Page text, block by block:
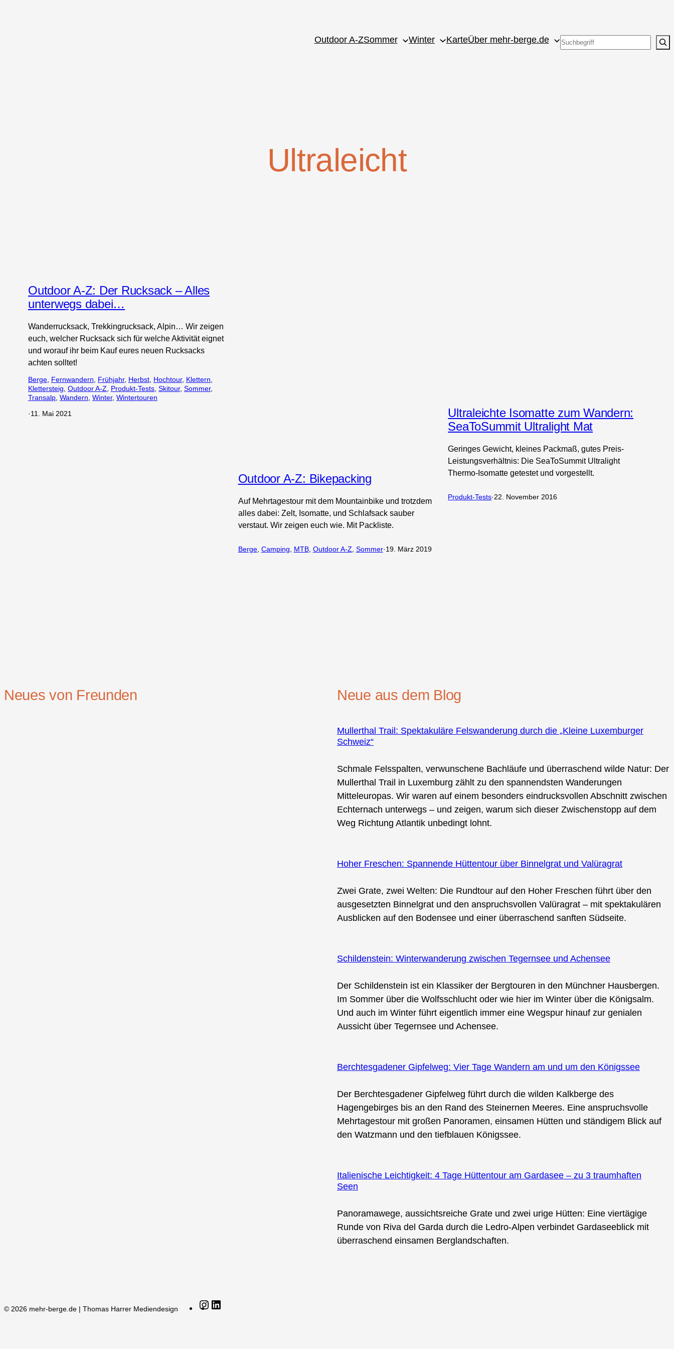
Outdoor A-ZSommer Winter KarteÜber mehr-berge.de Suchen
Ultraleicht
Outdoor A-Z: Der Rucksack – Alles
unterwegs dabei…
Wanderrucksack, Trekkingrucksack, Alpin… Wir zeigen
euch, welcher Rucksack sich für welche Aktivität eignet
und worauf ihr beim Kauf eures neuen Rucksacks
achten solltet!
Berge Fernwandern Frühjahr, Herbst Hochtour, Klettern
Klettersteig Outdoor A-Z Produkt-Tests Skitour, Sommer
Transalp Wandern Winter, Wintertouren
·11. Mai 2021
Outdoor A-Z: Bikepacking
Auf Mehrtagestour mit dem Mountainbike und trotzdem
alles dabei: Zelt, Isomatte, und Schlafsack sauber
verstaut. Wir zeigen euch wie. Mit Packliste.
Berge, Camping, MTB, Outdoor A-Z, Sommer·19. März 2019
Ultraleichte Isomatte zum Wandern:
SeaToSummit Ultralight Mat
Geringes Gewicht, kleines Packmaß, gutes Preis-
Leistungsverhältnis: Die SeaToSummit Ultralight
Thermo-Isomatte getestet und vorgestellt.
Produkt-Tests·22. November 2016
Neues von Freunden Neue aus dem Blog
Mullerthal Trail: Spektakuläre Felswanderung durch die „Kleine Luxemburger
Schweiz“
Schmale Felsspalten, verwunschene Bachläufe und überraschend wilde Natur: Der
Mullerthal Trail in Luxemburg zählt zu den spannendsten Wanderungen
Mitteleuropas. Wir waren auf einem besonders eindrucksvollen Abschnitt zwischen
Echternach unterwegs – und zeigen, warum sich dieser Zwischenstopp auf dem
Weg Richtung Atlantik unbedingt lohnt.
Hoher Freschen: Spannende Hüttentour über Binnelgrat und Valüragrat
Zwei Grate, zwei Welten: Die Rundtour auf den Hoher Freschen führt über den
ausgesetzten Binnelgrat und den anspruchsvollen Valüragrat – mit spektakulären
Ausblicken auf den Bodensee und einer überraschend sanften Südseite.
Schildenstein: Winterwanderung zwischen Tegernsee und Achensee
Der Schildenstein ist ein Klassiker der Bergtouren in den Münchner Hausbergen.
Im Sommer über die Wolfsschlucht oder wie hier im Winter über die Königsalm.
Und auch im Winter führt eigentlich immer eine Wegspur hinauf zur genialen
Aussicht über Tegernsee und Achensee.
Berchtesgadener Gipfelweg: Vier Tage Wandern am und um den Königssee
Der Berchtesgadener Gipfelweg führt durch die wilden Kalkberge des
Hagengebirges bis an den Rand des Steinernen Meeres. Eine anspruchsvolle
Mehrtagestour mit großen Panoramen, einsamen Hütten und ständigem Blick auf
den Watzmann und den tiefblauen Königssee.
Italienische Leichtigkeit: 4 Tage Hüttentour am Gardasee – zu 3 traumhaften
Seen
Panoramawege, aussichtsreiche Grate und zwei urige Hütten: Eine viertägige
Runde von Riva del Garda durch die Ledro-Alpen verbindet Gardaseeblick mit
überraschend einsamen Berglandschaften.
© 2026 mehr-berge.de | Thomas Harrer Mediendesign Instagram